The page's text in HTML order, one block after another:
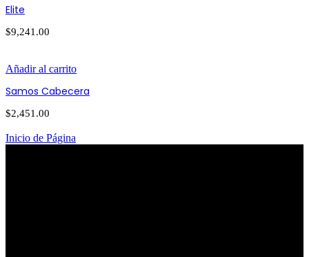
Elite
$9,241.00
Añadir al carrito
Samos Cabecera
$2,451.00
Inicio de Página